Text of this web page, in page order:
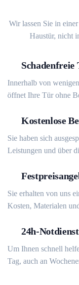
Wir lassen Sie in
Haustür, nicht
Innerhalb von
öffnet Ihre Tür ohne
Kostenlose
Sie haben sich
Leistungen und über
Sie erhalten von uns
Kosten, Materialen
24h-Notdienst
Um Ihnen schnell
Tag, auch an